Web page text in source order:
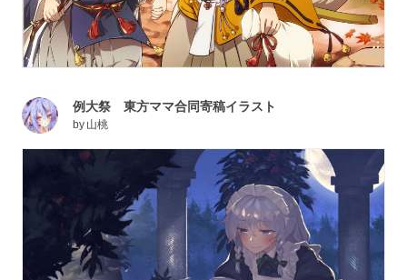
例大祭 東方ママ合同寄稿イラスト
by 山桃